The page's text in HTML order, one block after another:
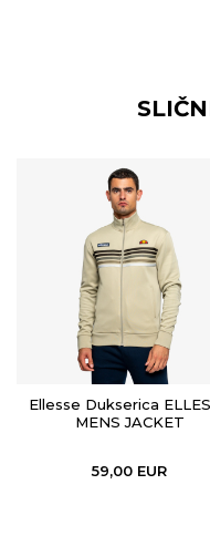
Ellesse Dukserica
MENS JACKET
59,00 EUR